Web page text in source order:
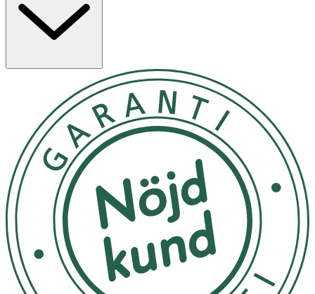
kropp, rakning och mycket mer. Perfekt att ta med på
camping – 100% biologiskt nedbrytbar och skonsam mot
Användning
- För ansikte: Applicera 2–3 droppar, arbeta upp ett
lödder och skölj noggrant.
- För kroppen: Ta en liten mängd på en fuktad tvättlapp.
- I fotbad: Tillsätt 1,5 tesked i varmt vatten.
- Handdisk: Späd 1:10 innan applicering på diskborsten.
- Bad: Tillsätt 2 matskedar i badvattnet för en härlig
aromaterapieffekt.
- Camping:Säker att använda i sjöar – helt biologiskt
nedbrytbar.